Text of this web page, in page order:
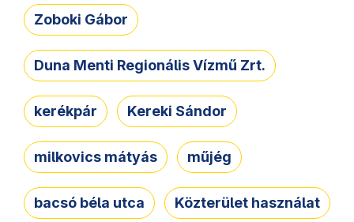
Zoboki Gábor
Duna Menti Regionális Vízmű Zrt.
kerékpár Kereki Sándor
milkovics mátyás műjég
bacsó béla utca Közterület használat